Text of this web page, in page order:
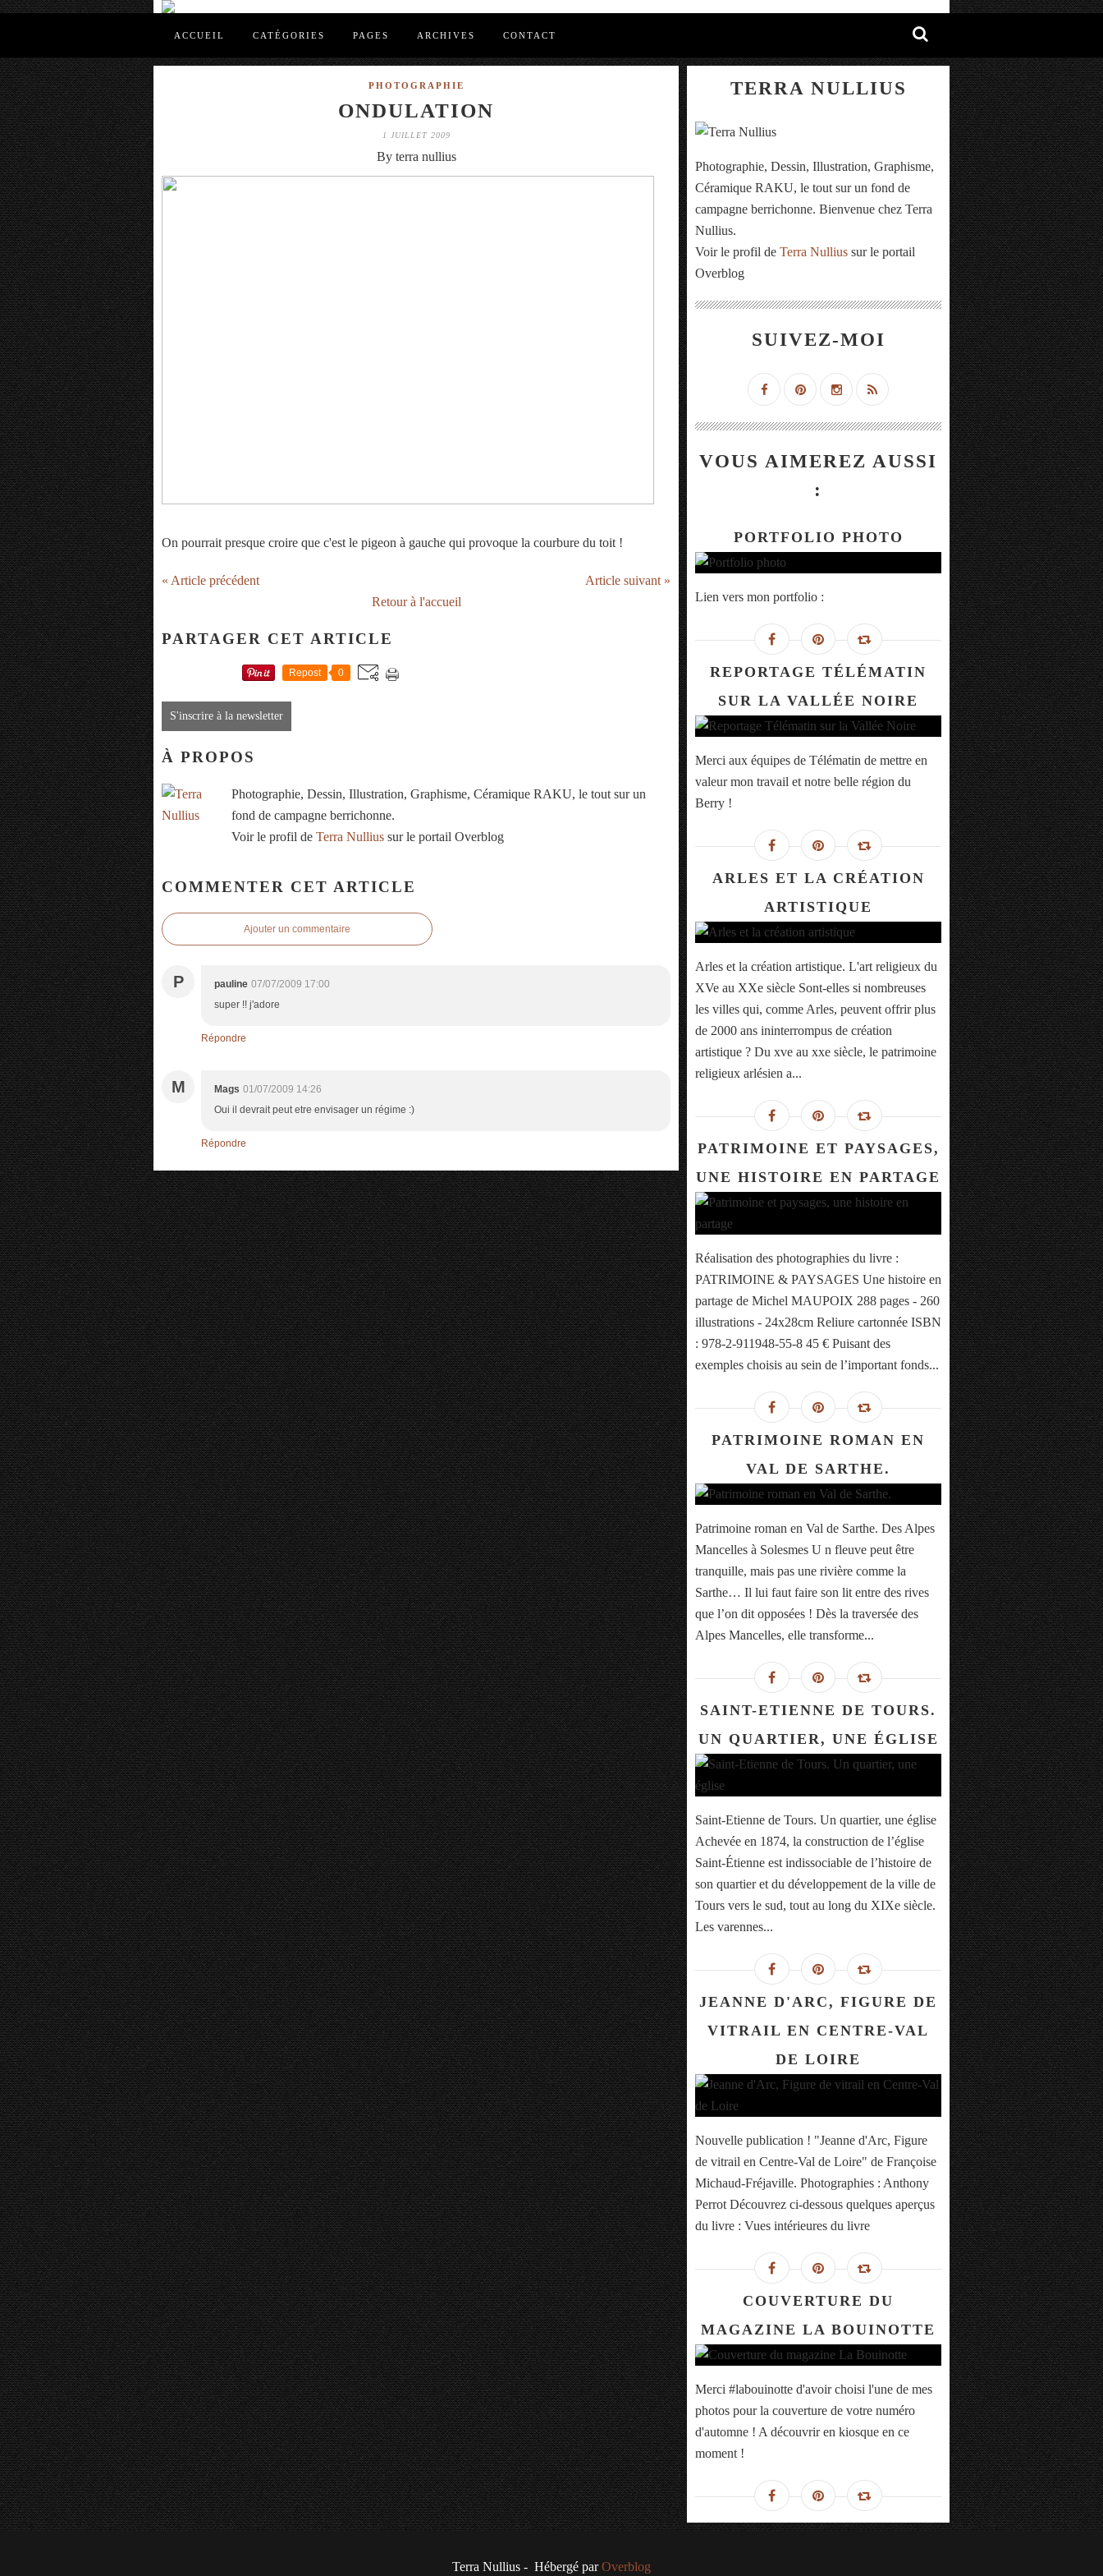
ACCUEIL CATÉGORIES PAGES ARCHIVES CONTACT
PHOTOGRAPHIE
ONDULATION
1 JUILLET 2009
By terra nullius
On pourrait presque croire que c'est le pigeon à gauche qui provoque la courbure du toit !
« Article précédent
Article suivant »
Retour à l'accueil
PARTAGER CET ARTICLE
Repost 0
S'inscrire à la newsletter
À PROPOS
Photographie, Dessin, Illustration, Graphisme, Céramique RAKU, le tout sur un
fond de campagne berrichonne.
Voir le profil de Terra Nullius sur le portail Overblog
COMMENTER CET ARTICLE
Ajouter un commentaire
P pauline 07/07/2009 17:00
super !! j'adore
Répondre
M Mags 01/07/2009 14:26
Oui il devrait peut etre envisager un régime :)
Répondre
TERRA NULLIUS
Photographie, Dessin, Illustration, Graphisme,
Céramique RAKU, le tout sur un fond de
campagne berrichonne. Bienvenue chez Terra
Nullius.
Voir le profil de Terra Nullius sur le portail
Overblog
SUIVEZ-MOI
VOUS AIMEREZ AUSSI
:
PORTFOLIO PHOTO
Lien vers mon portfolio :
REPORTAGE TÉLÉMATIN
SUR LA VALLÉE NOIRE
Merci aux équipes de Télématin de mettre en
valeur mon travail et notre belle région du
Berry !
ARLES ET LA CRÉATION
ARTISTIQUE
Arles et la création artistique. L'art religieux du
XVe au XXe siècle Sont-elles si nombreuses
les villes qui, comme Arles, peuvent offrir plus
de 2000 ans ininterrompus de création
artistique ? Du xve au xxe siècle, le patrimoine
religieux arlésien a...
PATRIMOINE ET PAYSAGES,
UNE HISTOIRE EN PARTAGE
Réalisation des photographies du livre :
PATRIMOINE & PAYSAGES Une histoire en
partage de Michel MAUPOIX 288 pages - 260
illustrations - 24x28cm Reliure cartonnée ISBN
: 978-2-911948-55-8 45 € Puisant des
exemples choisis au sein de l’important fonds...
PATRIMOINE ROMAN EN
VAL DE SARTHE.
Patrimoine roman en Val de Sarthe. Des Alpes
Mancelles à Solesmes U n fleuve peut être
tranquille, mais pas une rivière comme la
Sarthe… Il lui faut faire son lit entre des rives
que l’on dit opposées ! Dès la traversée des
Alpes Mancelles, elle transforme...
SAINT-ETIENNE DE TOURS.
UN QUARTIER, UNE ÉGLISE
Saint-Etienne de Tours. Un quartier, une église
Achevée en 1874, la construction de l’église
Saint-Étienne est indissociable de l’histoire de
son quartier et du développement de la ville de
Tours vers le sud, tout au long du XIXe siècle.
Les varennes...
JEANNE D'ARC, FIGURE DE
VITRAIL EN CENTRE-VAL
DE LOIRE
Nouvelle publication ! "Jeanne d'Arc, Figure
de vitrail en Centre-Val de Loire" de Françoise
Michaud-Fréjaville. Photographies : Anthony
Perrot Découvrez ci-dessous quelques aperçus
du livre : Vues intérieures du livre
COUVERTURE DU
MAGAZINE LA BOUINOTTE
Merci #labouinotte d'avoir choisi l'une de mes
photos pour la couverture de votre numéro
d'automne ! A découvrir en kiosque en ce
moment !
Terra Nullius - Hébergé parOverblog